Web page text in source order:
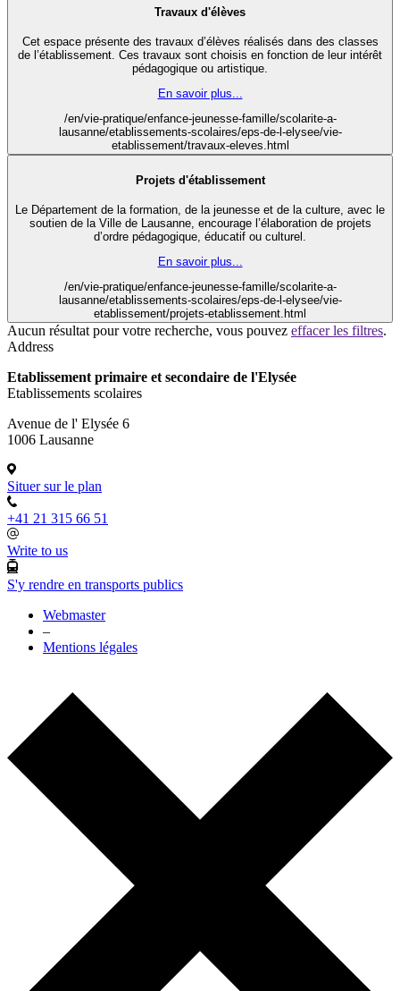
Travaux d'élèves
Cet espace présente des travaux d’élèves réalisés dans des classes
de l’établissement. Ces travaux sont choisis en fonction de leur intérêt
pédagogique ou artistique.
En savoir plus...
/en/vie-pratique/enfance-jeunesse-famille/scolarite-a-
lausanne/etablissements-scolaires/eps-de-l-elysee/vie-
etablissement/travaux-eleves.html
Projets d'établissement
Le Département de la formation, de la jeunesse et de la culture, avec le
soutien de la Ville de Lausanne, encourage l’élaboration de projets
d’ordre pédagogique, éducatif ou culturel.
En savoir plus...
/en/vie-pratique/enfance-jeunesse-famille/scolarite-a-
lausanne/etablissements-scolaires/eps-de-l-elysee/vie-
etablissement/projets-etablissement.html
Aucun résultat pour votre recherche, vous pouvez effacer les filtres.
Address
Etablissement primaire et secondaire de l'Elysée
Etablissements scolaires
Avenue de l' Elysée 6
1006 Lausanne
Situer sur le plan
+41 21 315 66 51
Write to us
S'y rendre en transports publics
Webmaster
–
Mentions légales